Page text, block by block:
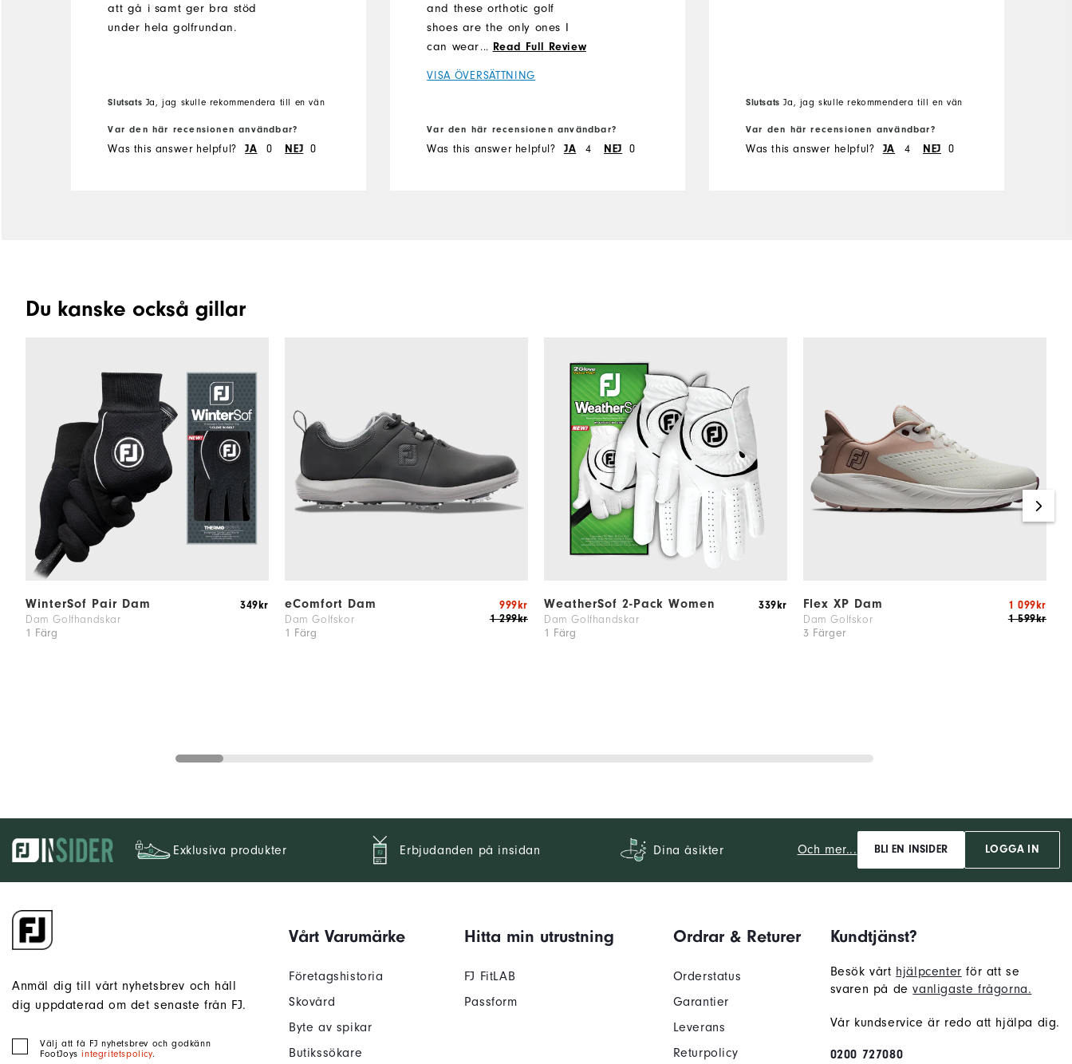
att gå i samt ger bra stöd
under hela golfrundan.
Slutsats Ja, jag skulle rekommendera till en vän
Var den här recensionen användbar?
Was this answer helpful? JA 0 NEJ 0
and these orthotic golf
shoes are the only ones I
can wear and walk 18holes
comfortably. They also look
fashionable, waterproof
recommend to all golfers. I
did buy this pair at a
... Read Full Review
VISA ÖVERSÄTTNING
Var den här recensionen användbar?
Was this answer helpful? JA 4 NEJ 0
Slutsats Ja, jag skulle rekommendera till en vän
Var den här recensionen användbar?
Was this answer helpful? JA 4 NEJ 0
Du kanske också gillar
WinterSof Pair Dam
Dam Golfhandskar
1 Färg
349kr eComfort Dam
Dam Golfskor
1 Färg
1 299kr
999kr WeatherSof 2-Pack Women
Dam Golfhandskar
1 Färg
339kr Flex XP Dam
Dam Golfskor
3 Färger
1 599kr
1 099kr
Exklusiva produkter Erbjudanden på insidan Dina åsikter Och mer... BLI EN INSIDER LOGGA IN
Anmäl dig till vårt nyhetsbrev och håll
dig uppdaterad om det senaste från FJ.
Välj att få FJ nyhetsbrev och godkänn
FootJoysintegritetspolicy.
Vårt Varumärke
Företagshistoria
Skovård
Byte av spikar
Butikssökare
Hitta min utrustning
FJ FitLAB
Passform
Ordrar & Returer
Orderstatus
Garantier
Leverans
Returpolicy
Kundtjänst?
Besök vårt hjälpcenter för att se
svaren på devanligaste frågorna.
Vår kundservice är redo att hjälpa dig.
0200 727080